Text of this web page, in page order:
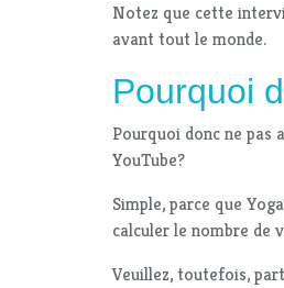
Notez que cette
avant tout le monde.
Pourquoi
Pourquoi donc ne pas
YouTube?
Simple, parce que
calculer le nombre de
Veuillez, toutefois,